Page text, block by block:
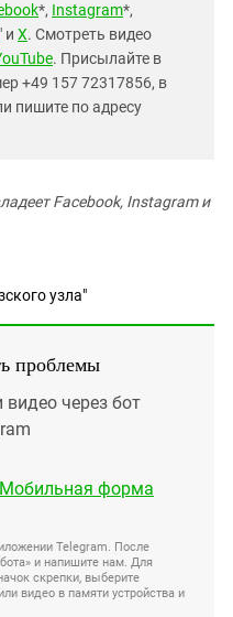
*, Instagram*,
" и X. Смотреть видео
. Присылайте в
+49 157 72317856, в
пишите по адресу
Facebook, Instagram и
узла"
проблемы
через бот
Мобильная форма
Telegram. После
и напишите нам. Для
скрепки, выберите
видео в памяти устройства и